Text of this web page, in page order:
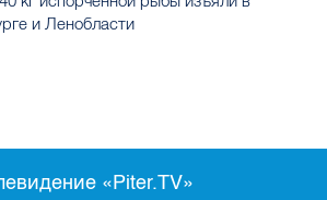
и Ленобласти
«Piter.TV»